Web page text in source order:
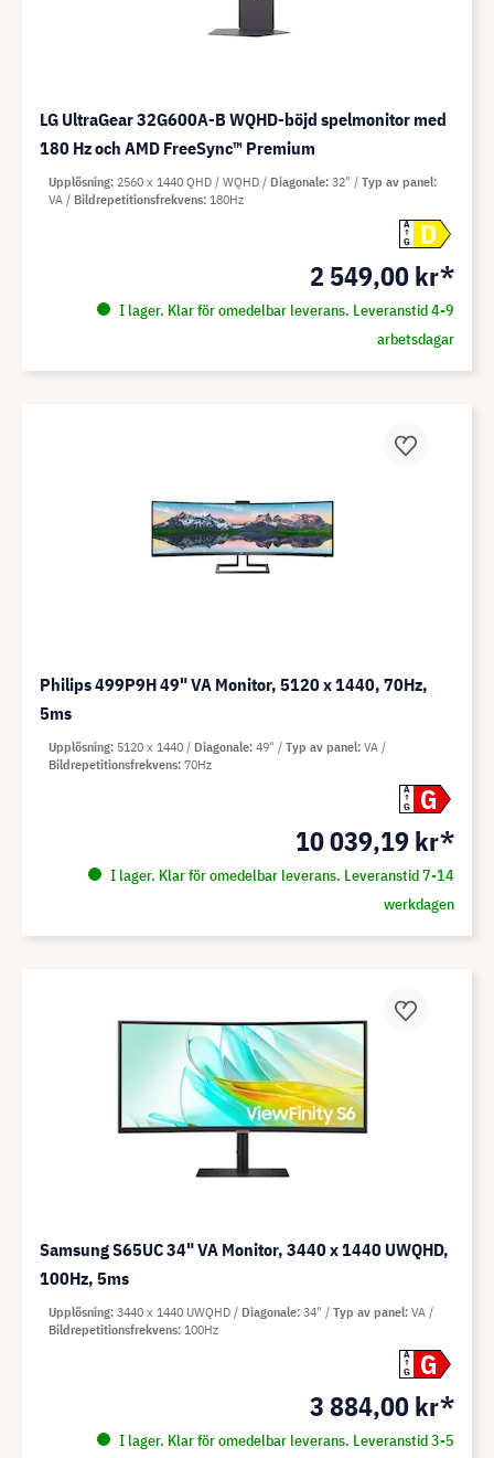
LG UltraGear 32G600A-B WQHD-böjd spelmonitor med
180 Hz och AMD FreeSync™ Premium
A
G
D
2 549,00 kr*
I lager. Klar för omedelbar leverans. Leveranstid 4-9
arbetsdagar
Upplösning 2560 x 1440 QHD / WQHD Diagonale 32"
Typ av panel
VA
Bildrepetitionsfrekvens 180Hz
Philips 499P9H 49" VA Monitor, 5120 x 1440, 70Hz,
5ms
A
G
G
10 039,19 kr*
I lager. Klar för omedelbar leverans. Leveranstid 7-14
werkdagen
Upplösning 5120 x 1440 Diagonale 49" Typ av panel VA
Bildrepetitionsfrekvens 70Hz
Samsung S65UC 34" VA Monitor, 3440 x 1440 UWQHD,
100Hz, 5ms
A
G
G
3 884,00 kr*
I lager. Klar för omedelbar leverans. Leveranstid 3-5
Upplösning 3440 x 1440 UWQHD Diagonale 34" Typ av panel VA
Bildrepetitionsfrekvens 100Hz